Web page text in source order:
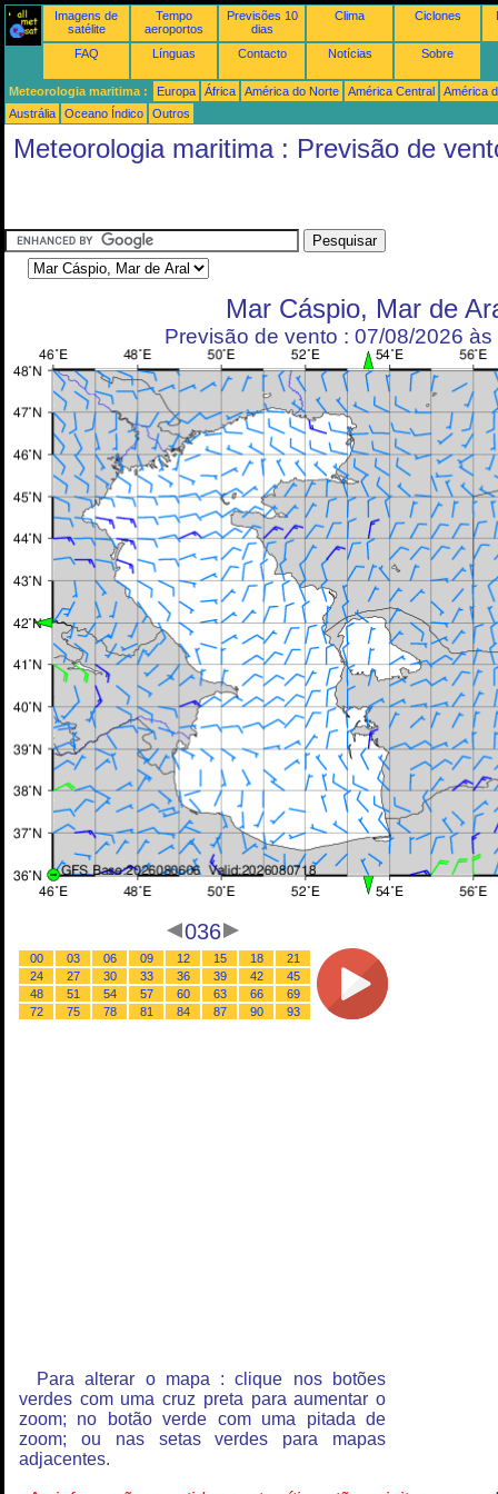
Imagens de
satélite
Tempo
aeroportos
Previsões 10
dias
Clima Ciclones
FAQ Línguas Contacto Notícias Sobre
Meteorologia maritima : Europa África América do Norte América Central
América
Austrália
Oceano Índico Outros
Meteorologia maritima : Previsão de
Mar Cáspio, Mar de
Previsão de vento : 07/08/2026 às
036
00 03 06 09 12 15 18
21
24
27 30 33 36 39 42
45
48
51 54 57 60 63 66
69
72
75 78 81 84 87 90 93
Para alterar o mapa : clique nos botões
verdes com uma cruz preta para aumentar o
zoom; no botão verde com uma pitada de
zoom; ou nas setas verdes para mapas
adjacentes.